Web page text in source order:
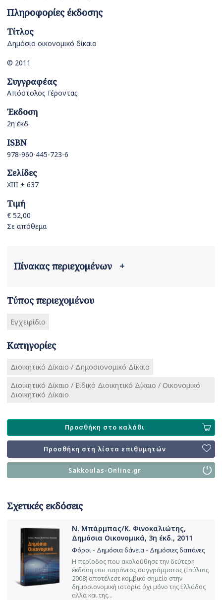
Πληροφορίες έκδοσης
Τίτλος
Δημόσιο οικονομικό δίκαιο
© 2011
Συγγραφέας
Απόστολος Γέροντας
Έκδοση
2η έκδ.
ISBN
978-960-445-723-6
Σελίδες
ΧΙΙΙ + 637
Τιμή
€ 52,00
Σε απόθεμα
Πίνακας περιεχομένων +
Τύπος περιεχομένου
Εγχειρίδιο
Κατηγορίες
Διοικητικό Δίκαιο / Δημοσιονομικό Δίκαιο
Διοικητικό Δίκαιο / Ειδικό Διοικητικό Δίκαιο / Οικονομικό
Διοικητικό Δίκαιο
Προσθήκη στο καλάθι
Προσθήκη στη λίστα επιθυμητών
Sakkoulas-Online.gr
Σχετικές εκδόσεις
Ν. Μπάρμπας/Κ. Φινοκαλιώτης,
Δημόσια Οικονομικά, 3η έκδ., 2011
Φόροι - Δημόσια δάνεια - Δημόσιες δαπάνες
Η περίοδος που ακολούθησε την δεύτερη
έκδοση του παρόντος συγγράμματος (Ιούλιος
2008) αποτέλεσε κομβικό σημείο στην
δημοσιονομική ιστορία όχι μόνο της Ελλάδος
αλλά και της...